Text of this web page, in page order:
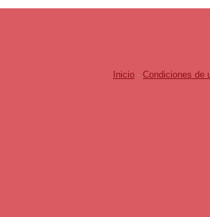
Inicio - Condiciones de